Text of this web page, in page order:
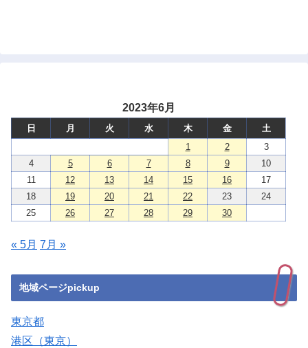
2023年6月
日 月 火 水 木 金
土
1
2
3
4
5 6 7 8 9
10
11
12 13 14 15 16
17
18
19 20 21 22 23
24
25
26 27 28 29 30
« 5月 7月 »
地域ページpickup
東京都
港区（東京）